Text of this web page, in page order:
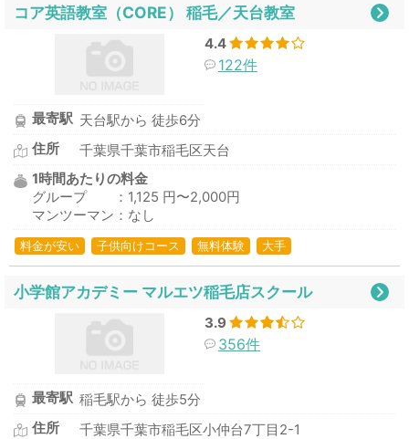
コア英語教室（CORE） 稲毛／天台教室
4.4
122件
最寄駅 天台駅から 徒歩6分
住所
千葉県千葉市稲毛区天台
1時間あたりの料金
グループ ：1,125 円〜2,000円
マンツーマン：なし
料金が安い 子供向けコース 無料体験 大手
小学館アカデミー マルエツ稲毛店スクール
3.9
356件
最寄駅 稲毛駅から 徒歩5分
住所
千葉県千葉市稲毛区小仲台7丁目2-1